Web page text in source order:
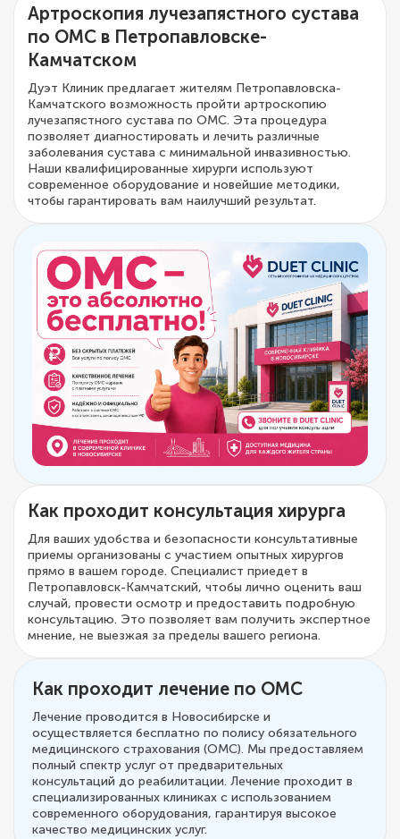
Артроскопия лучезапястного сустава
по ОМС в Петропавловске-
Камчатском
Дуэт Клиник предлагает жителям Петропавловска-
Камчатского возможность пройти артроскопию
лучезапястного сустава по ОМС. Эта процедура
позволяет диагностировать и лечить различные
заболевания сустава с минимальной инвазивностью.
Наши квалифицированные хирурги используют
современное оборудование и новейшие методики,
чтобы гарантировать вам наилучший результат.
Как проходит консультация хирурга
Для ваших удобства и безопасности консультативные
приемы организованы с участием опытных хирургов
прямо в вашем городе. Специалист приедет в
Петропавловск-Камчатский, чтобы лично оценить ваш
случай, провести осмотр и предоставить подробную
консультацию. Это позволяет вам получить экспертное
мнение, не выезжая за пределы вашего региона.
Как проходит лечение по ОМС
Лечение проводится в Новосибирске и
осуществляется бесплатно по полису обязательного
медицинского страхования (ОМС). Мы предоставляем
полный спектр услуг от предварительных
консультаций до реабилитации. Лечение проходит в
специализированных клиниках с использованием
современного оборудования, гарантируя высокое
качество медицинских услуг.